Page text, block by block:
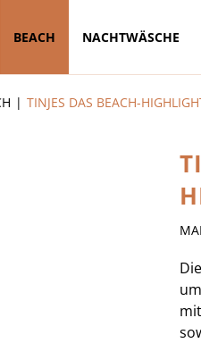
BEACH NACHTWÄSCHE
TINJES DAS BEACH-